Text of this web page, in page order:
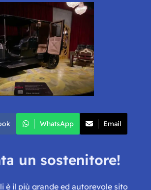
WhatsApp Email
un sostenitore!
è il più grande ed autorevole sito